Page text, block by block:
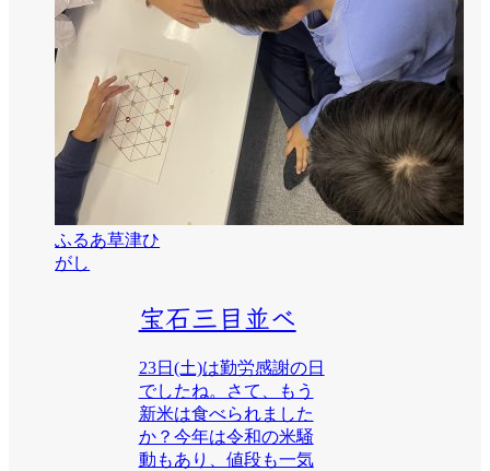
ふるあ草津ひ
がし
宝石三目並べ
23日(土)は勤労感謝の日
でしたね。さて、もう
新米は食べられました
か？今年は令和の米騒
動もあり、値段も一気